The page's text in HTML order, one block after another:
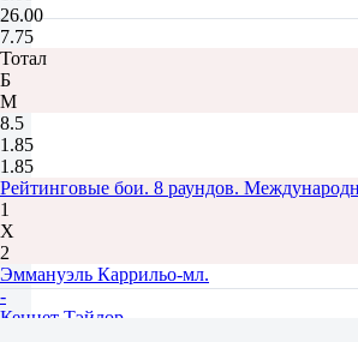
26.00
7.75
Тотал
Б
М
8.5
1.85
1.85
Рейтинговые бои. 8 раундов.
1
Х
2
Эммануэль Каррильо-мл.
-
Кеннет Тэйлор